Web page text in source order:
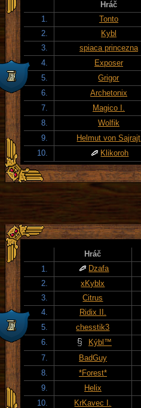
Hráč
1.
Tonto
2.
Kybl
3.
spiaca princezna
4.
Exposer
5.
Grigor
6.
Archetonix
7.
Magico I.
8.
Wolfik
9.
Helmut von Sajrajt
10.
Klikoroh
Hráč
1.
Dzafa
2.
xKyblx
3.
Citrus
4.
Ridix II.
5.
chesstik3
6.
Kýbl™
7.
BadGuy
8.
*Forest*
9.
Helix
10.
KrKavec I.